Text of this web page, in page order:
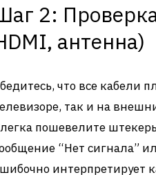
2:
антенна)
что все кабели
так и на
пошевелите
“Нет сигнала”
интерпретирует